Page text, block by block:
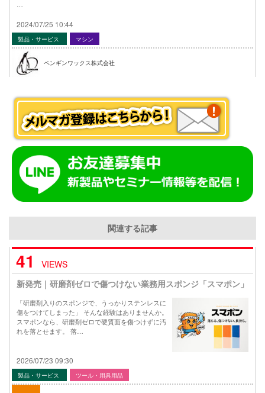
2024/07/25 10:44
製品・サービス マシン
ペンギンワックス株式会社
関連する記事
41
VIEWS
新発売｜研磨剤ゼロで傷つけない業務用スポンジ「スマポン」
「研磨剤入りのスポンジで、うっかりステンレスに
傷をつけてしまった」 そんな経験はありませんか。
スマポンなら、研磨剤ゼロで硬質面を傷つけずに汚
れを落とせます。 落…
2026/07/23 09:30
製品・サービス ツール・用具用品